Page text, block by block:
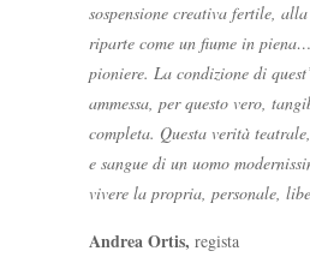
sospensione creativa fertile,
riparte come un fiume in
pioniere. La condizione di
ammessa, per questo vero,
completa. Questa verità
e sangue di un uomo
vivere la propria, personale,
Andrea Ortis, regista